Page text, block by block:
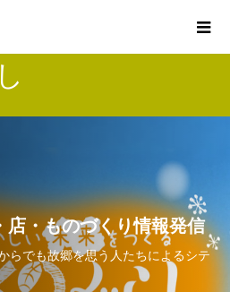
店・ものづくり情報発信
らでも故郷を思う人たちによるシテ